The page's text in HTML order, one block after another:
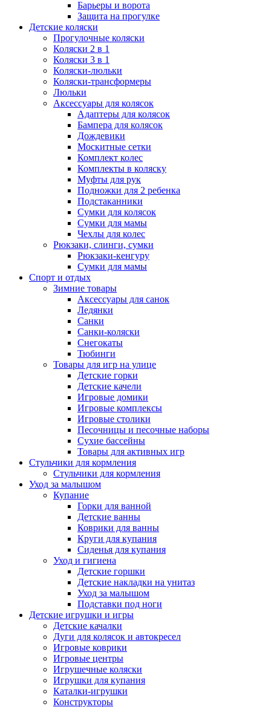
Барьеры и ворота
Защита на прогулке
Детские коляски
Прогулочные коляски
Коляски 2 в 1
Коляски 3 в 1
Коляски-люльки
Коляски-трансформеры
Люльки
Аксессуары для колясок
Адаптеры для колясок
Бампера для колясок
Дождевики
Москитные сетки
Комплект колес
Комплекты в коляску
Муфты для рук
Подножки для 2 ребенка
Подстаканники
Сумки для колясок
Сумки для мамы
Чехлы для колес
Рюкзаки, слинги, сумки
Рюкзаки-кенгуру
Сумки для мамы
Спорт и отдых
Зимние товары
Аксессуары для санок
Ледянки
Санки
Санки-коляски
Снегокаты
Тюбинги
Товары для игр на улице
Детские горки
Детские качели
Игровые домики
Игровые комплексы
Игровые столики
Песочницы и песочные наборы
Сухие бассейны
Товары для активных игр
Стульчики для кормления
Стульчики для кормления
Уход за малышом
Купание
Горки для ванной
Детские ванны
Коврики для ванны
Круги для купания
Сиденья для купания
Уход и гигиена
Детские горшки
Детские накладки на унитаз
Уход за малышом
Подставки под ноги
Детские игрушки и игры
Детские качалки
Дуги для колясок и автокресел
Игровые коврики
Игровые центры
Игрушечные коляски
Игрушки для купания
Каталки-игрушки
Конструкторы